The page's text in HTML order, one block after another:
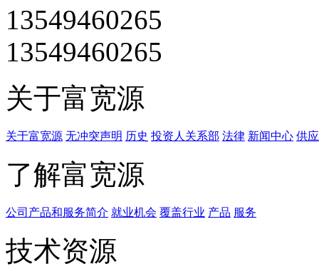
13549460265
13549460265
关于富宽源
关于富宽源 无冲突声明 历史 投资人关系部 法律 新闻中心 供
了解富宽源
公司产品和服务简介 就业机会 覆盖行业 产品 服务
技术资源